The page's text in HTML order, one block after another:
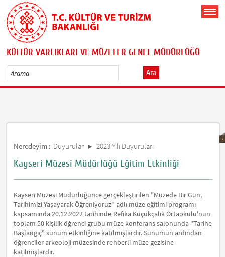
KÜLTÜR VARLIKLARI VE MÜZELER GENEL MÜDÜRLÜĞÜ
Ara
Neredeyim : Duyurular 2023 Yılı Duyuruları
Kayseri Müzesi Müdürlüğü Eğitim Etkinliği
Kayseri Müzesi Müdürlüğünce gerçekleştirilen "Müzede Bir Gün,
Tarihimizi Yaşayarak Öğreniyoruz" adlı müze eğitimi programı
kapsamında 20.12.2022 tarihinde Refika Küçükçalık Ortaokulu'nun
toplam 50 kişilik öğrenci grubu müze konferans salonunda "Tarihe
Başlangıç" sunum etkinliğine katılmışlardır. Sunumun ardından
öğrenciler arkeoloji müzesinde rehberli müze gezisine
katılmışlardır.